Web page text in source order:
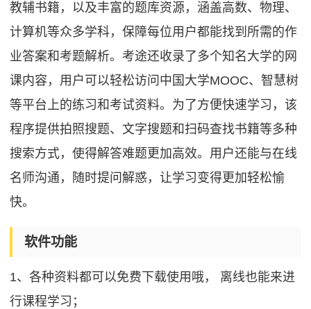
教辅书籍，以及丰富的题库资源，涵盖高数、物理、
计算机等众多学科，保障每位用户都能找到所需的作
业答案和考题解析。考途还收录了多个知名大学的网
课内容，用户可以轻松访问中国大学MOOC、智慧树
等平台上的练习和考试资料。为了方便快速学习，该
程序提供拍照搜题、文字搜题和扫码查找书籍等多种
搜索方式，使得解答难题更加高效。用户还能与在线
名师沟通，随时提问解惑，让学习变得更加轻松愉
快。
软件功能
1、各种资料都可以免费下载使用哦， 离线也能来进
行课程学习；